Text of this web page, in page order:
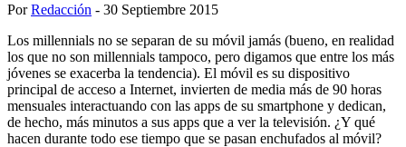
PorRedacción - 30 Septiembre 2015
Los millennials no se separan de su móvil jamás (bueno, en realidad
los que no son millennials tampoco, pero digamos que entre los más
jóvenes se exacerba la tendencia). El móvil es su dispositivo
principal de acceso a Internet, invierten de media más de 90 horas
mensuales interactuando con las apps de su smartphone y dedican,
de hecho, más minutos a sus apps que a ver la televisión. ¿Y qué
hacen durante todo ese tiempo que se pasan enchufados al móvil?